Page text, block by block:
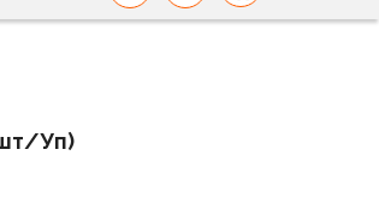
-
уп)